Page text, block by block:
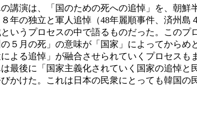
講演は、「国のための死への追悼」を、朝鮮
年の独立と軍人追悼（48年麗順事件、済州
いうプロセスの中で語るものだった。このプ
５月の死」の意味が「国家」によってからめ
よる追悼」が融合させられていくプロセスも
最後に「国家主義化されていく国家の追悼と
びかけた。これは日本の民衆にとっても韓